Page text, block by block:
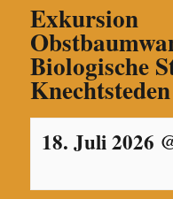
Exkursion
Biologische
Knechtsteden
18. Juli 2026